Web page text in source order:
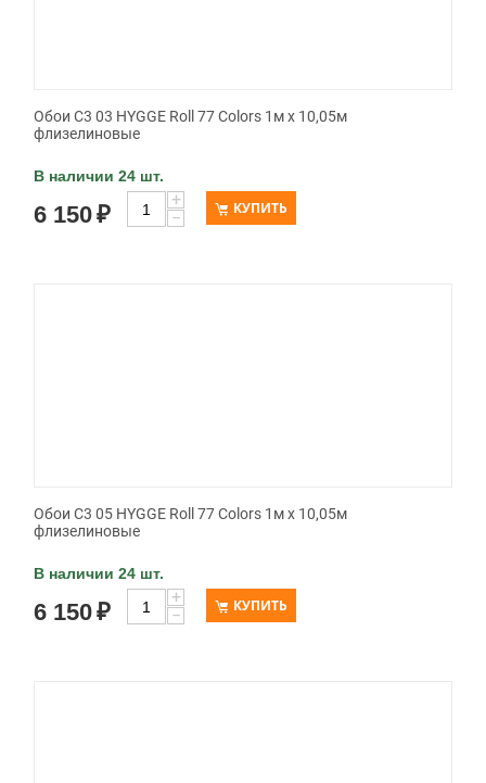
Обои C3 03 HYGGE Roll 77 Colors 1м х 10,05м
флизелиновые
В наличии 24 шт.
6 150₽
+
−
КУПИТЬ
Обои C3 05 HYGGE Roll 77 Colors 1м х 10,05м
флизелиновые
В наличии 24 шт.
6 150₽
+
−
КУПИТЬ